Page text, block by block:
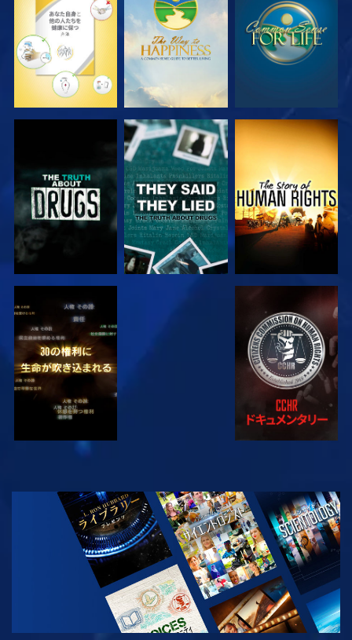
観る 観る
観る
観る シリーズを探求